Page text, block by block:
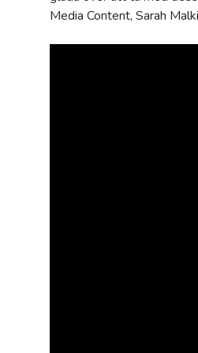
Media Content, Sarah